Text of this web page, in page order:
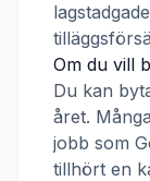
Om du vill
Du kan
året.
jobb som
tillhört en